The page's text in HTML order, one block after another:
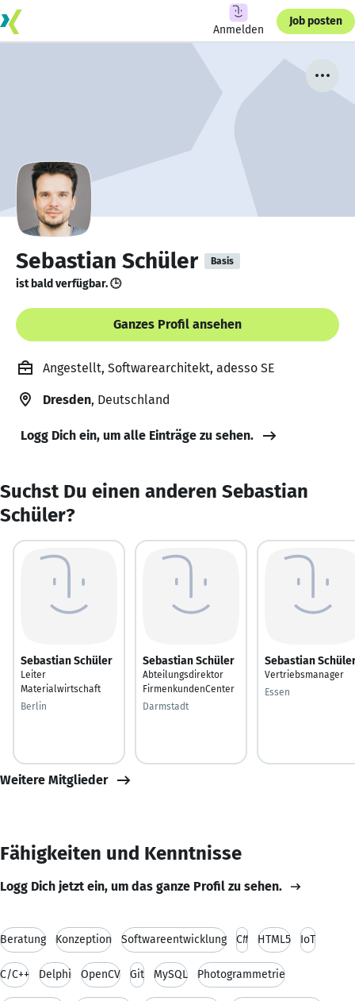
Anmelden
Job posten
Sebastian Schüler Basis
ist bald verfügbar. 🕒
Ganzes Profil ansehen
Angestellt, Softwarearchitekt, adesso SE
Dresden, Deutschland
Logg Dich ein, um alle Einträge zu sehen.
Suchst Du einen anderen Sebastian
Schüler?
Sebastian Schüler
Leiter
Materialwirtschaft
Berlin
Sebastian Schüler
Abteilungsdirektor
FirmenkundenCenter
Darmstadt
Sebastian
Vertriebsmanager
Essen
Weitere Mitglieder
Fähigkeiten und Kenntnisse
Logg Dich jetzt ein, um das ganze Profil zu sehen.
Beratung Konzeption Softwareentwicklung C# HTML5 IoT
C/C++ Delphi OpenCV Git MySQL Photogrammetrie